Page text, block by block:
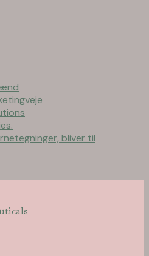
bliver til